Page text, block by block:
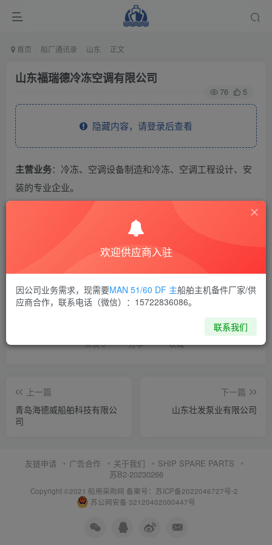
首页 船厂通讯录 山东 正文
山东福瑞德冷冻空调有限公司
76 5
隐藏内容，请登录后查看
主营业务：冷冻、空调设备制造和冷冻、空调工程设计、安
装的专业企业。
THE END
山东
喜欢就支持一下吧
点赞5 分享 收藏
上一篇
青岛海德威船舶科技有限公
司
下一篇
山东壮发泵业有限公司
友链申请 广告合作 关于我们
SHIP SPARE PARTS
苏B2-20230266
Copyright ©2021 船用采购网 备案号：苏ICP备2022046727号-2
苏公网安备 32120402000447号
欢迎供应商入驻
因公司业务需求，现需要MAN 51/60 DF 主船舶主机备件厂家/供
应商合作，联系电话（微信）：15722836086。
联系我们